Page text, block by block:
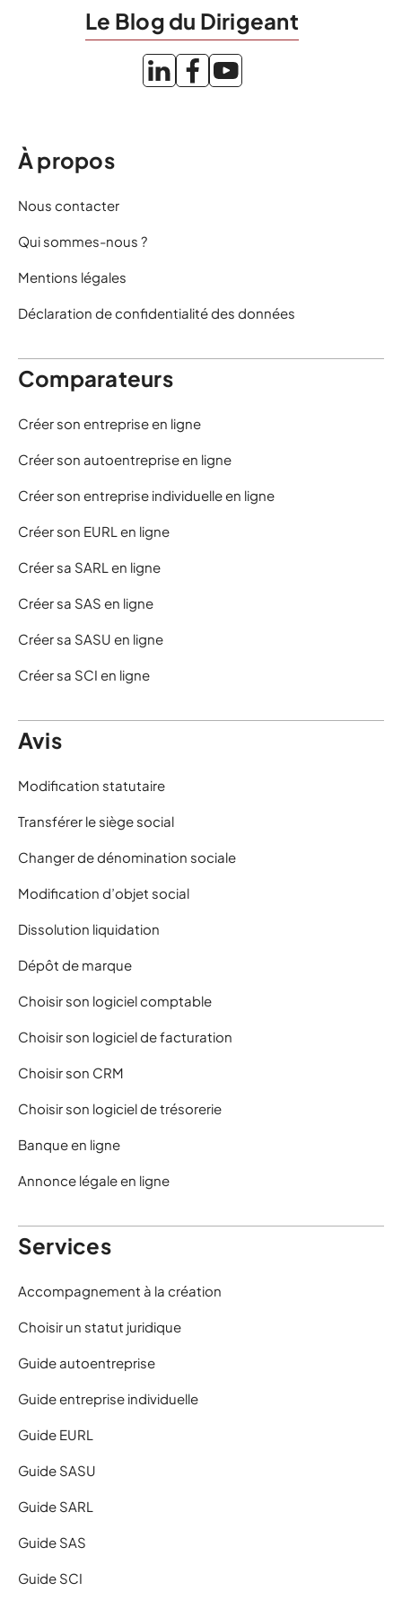
Le Blog du Dirigeant
À propos
Nous contacter
Qui sommes-nous ?
Mentions légales
Déclaration de confidentialité des données
Comparateurs
Créer son entreprise en ligne
Créer son autoentreprise en ligne
Créer son entreprise individuelle en ligne
Créer son EURL en ligne
Créer sa SARL en ligne
Créer sa SAS en ligne
Créer sa SASU en ligne
Créer sa SCI en ligne
Avis
Modification statutaire
Transférer le siège social
Changer de dénomination sociale
Modification d’objet social
Dissolution liquidation
Dépôt de marque
Choisir son logiciel comptable
Choisir son logiciel de facturation
Choisir son CRM
Choisir son logiciel de trésorerie
Banque en ligne
Annonce légale en ligne
Services
Accompagnement à la création
Choisir un statut juridique
Guide autoentreprise
Guide entreprise individuelle
Guide EURL
Guide SASU
Guide SARL
Guide SAS
Guide SCI